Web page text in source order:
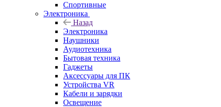
Спортивные
Электроника
Назад
Электроника
Наушники
Аудиотехника
Бытовая техника
Гаджеты
Аксессуары для ПК
Устройства VR
Кабели и зарядки
Освещение